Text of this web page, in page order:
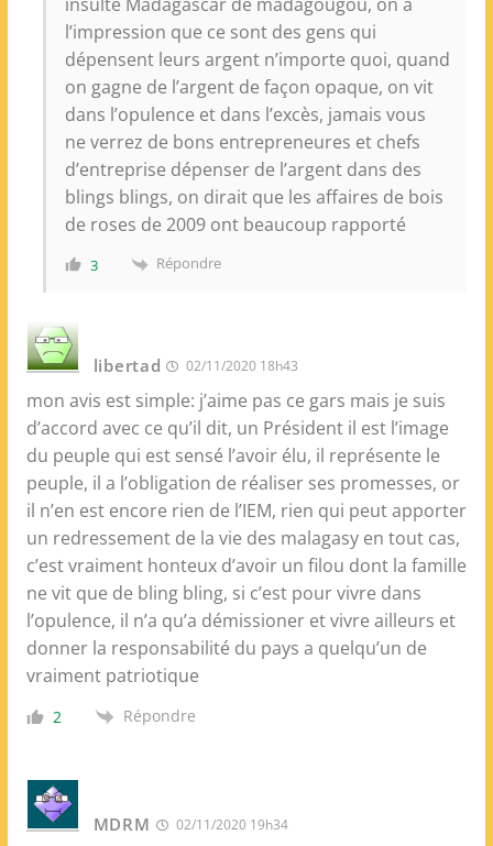
insulte Madagascar de madagougou, on a
l’impression que ce sont des gens qui
dépensent leurs argent n’importe quoi, quand
on gagne de l’argent de façon opaque, on vit
dans l’opulence et dans l’excès, jamais vous
ne verrez de bons entrepreneures et chefs
d’entreprise dépenser de l’argent dans des
blings blings, on dirait que les affaires de bois
de roses de 2009 ont beaucoup rapporté
3 Répondre
libertad 02/11/2020 18h43
mon avis est simple: j’aime pas ce gars mais je suis
d’accord avec ce qu’il dit, un Président il est l’image
du peuple qui est sensé l’avoir élu, il représente le
peuple, il a l’obligation de réaliser ses promesses, or
il n’en est encore rien de l’IEM, rien qui peut apporter
un redressement de la vie des malagasy en tout cas,
c’est vraiment honteux d’avoir un filou dont la famille
ne vit que de bling bling, si c’est pour vivre dans
l’opulence, il n’a qu’a démissioner et vivre ailleurs et
donner la responsabilité du pays a quelqu’un de
vraiment patriotique
2 Répondre
MDRM 02/11/2020 19h34